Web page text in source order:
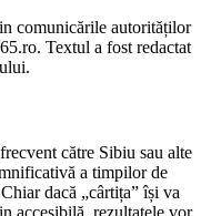
comunicările autorităților
Textul a fost redactat
către Sibiu sau alte
a timpilor de
dacă „cârtița” își va